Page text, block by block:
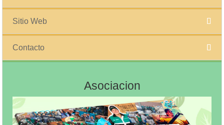
Sitio Web
Contacto
Asociacion